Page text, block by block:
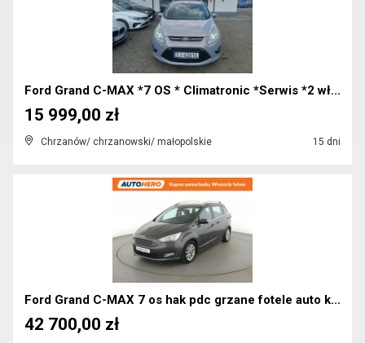
Ford Grand C-MAX *7 OS * Climatronic *Serwis *2 wł...
Chrzanów/ chrzanowski/ małopolskie 15 dni
15 999,00 zł
Ford Grand C-MAX 7 os hak pdc grzane fotele auto k...
42 700,00 zł